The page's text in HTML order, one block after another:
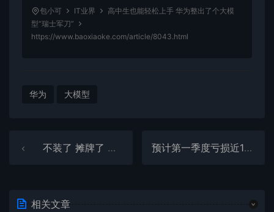
包小可 IT业界
高中生也能轻松上手 华为整出了个大模
型“瑞士军刀”
https://www.baoxiaoke.com/article/8043.html
华为 大模型
不装了 摊牌了 阿里京东美团开始“三国杀”了 预计第一季度亏损近100亿元 全球裁员2万人！日产汽车还有救吗
相关文章